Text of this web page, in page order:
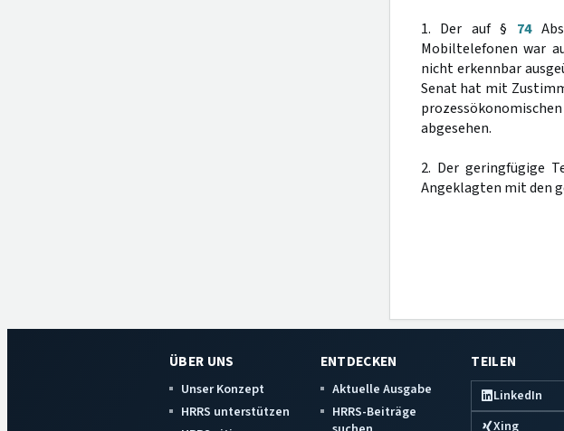
1. Der auf § 74
Mobiltelefonen war
nicht erkennbar
Senat hat mit
abgesehen.
2. Der geringfügige
Angeklagten mit den
ÜBER UNS
Unser Konzept
HRRS unterstützen
ENTDECKEN
Aktuelle Ausgabe
HRRS-Beiträge
TEILEN
LinkedIn
Xing